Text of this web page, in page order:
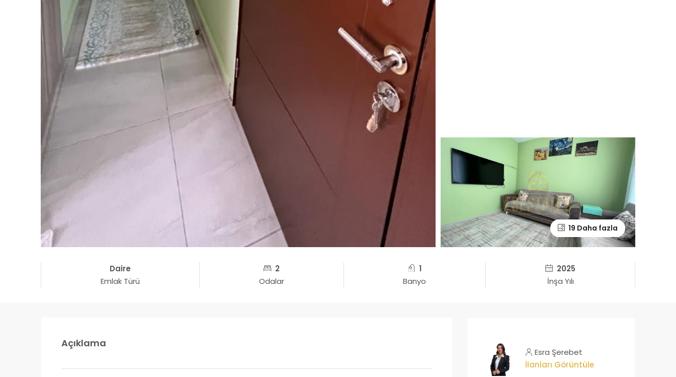
19 Daha fazla
Daire
Emlak Türü
2
Odalar
1
Banyo
2025
İnşa Yılı
Açıklama
Esra Şerebet
İlanları Görüntüle